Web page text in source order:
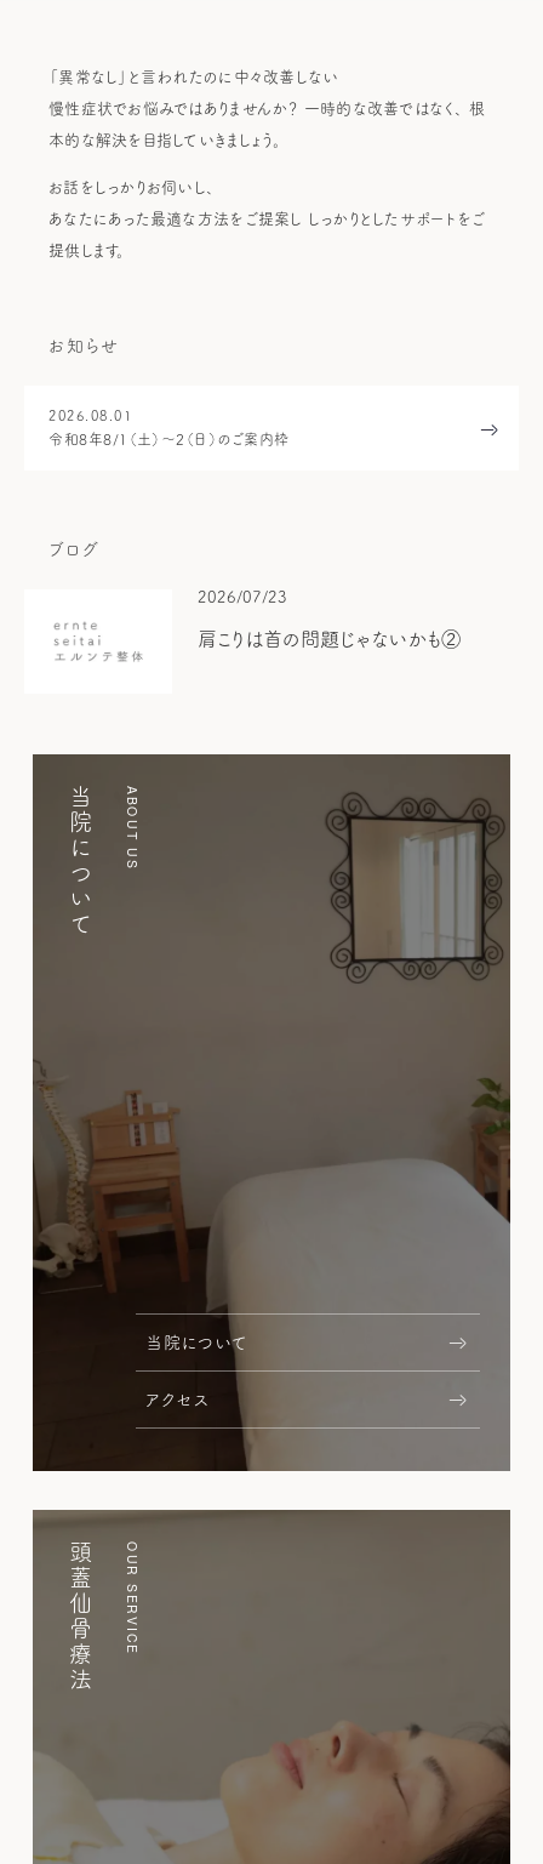
「異常なし」と言われたのに 中々改善しない
慢性症状でお悩みではありませんか？
一時的な改善ではなく、
根
本的な解決を目指していきましょう。
お話をしっかりお伺いし、
あなたにあった最適な方法をご提案し
しっかりとしたサポートをご
提供します。
お知らせ
2026.08.01
令和8年8/1（土）～2（日）のご案内枠
ブログ
2026/07/23
肩こりは首の問題じゃないかも②
ABOUT US
当院について
当院について
アクセス
OUR SERVICE
頭蓋仙骨療法